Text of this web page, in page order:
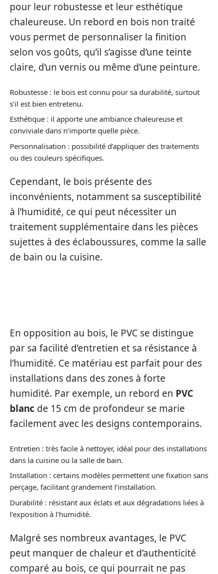
pour leur robustesse et leur esthétique
chaleureuse. Un rebord en bois non traité
vous permet de personnaliser la finition
selon vos goûts, qu’il s’agisse d’une teinte
claire, d’un vernis ou même d’une peinture.
Robustesse : le bois est connu pour sa durabilité, surtout
s’il est bien entretenu.
Esthétique : il apporte une ambiance chaleureuse et
conviviale dans n’importe quelle pièce.
Personnalisation : possibilité d’appliquer des traitements
ou des couleurs spécifiques.
Cependant, le bois présente des
inconvénients, notamment sa susceptibilité
à l’humidité, ce qui peut nécessiter un
traitement supplémentaire dans les pièces
sujettes à des éclaboussures, comme la salle
de bain ou la cuisine.
En opposition au bois, le PVC se distingue
par sa facilité d’entretien et sa résistance à
l’humidité. Ce matériau est parfait pour des
installations dans des zones à forte
humidité. Par exemple, un rebord en PVC
blanc de 15 cm de profondeur se marie
facilement avec les designs contemporains.
Entretien : très facile à nettoyer, idéal pour des installations
dans la cuisine ou la salle de bain.
Installation : certains modèles permettent une fixation sans
perçage, facilitant grandement l’installation.
Durabilité : résistant aux éclats et aux dégradations liées à
l’exposition à l’humidité.
Malgré ses nombreux avantages, le PVC
peut manquer de chaleur et d’authenticité
comparé au bois, ce qui pourrait ne pas